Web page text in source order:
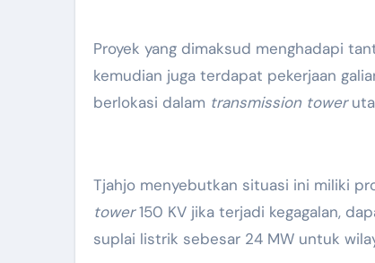
Proyek yang dimaksud menghadapi
kemudian juga terdapat pekerjaan
berlokasi dalam transmission tower
Tjahjo menyebutkan situasi ini miliki
tower150 KV jika terjadi kegagalan,
suplai listrik sebesar 24 MW untuk